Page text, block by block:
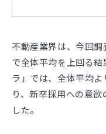
不動産業界は、今回
で全体平均を上回る
ラ」では、全体平均
り、新卒採用への意
した。